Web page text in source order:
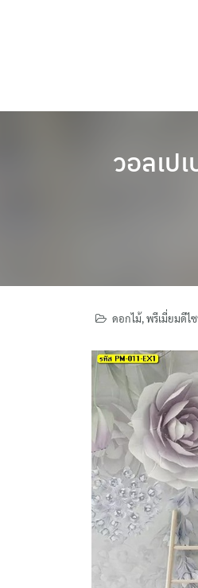
วอลเป
ดอกไม้,พรีเมี่ยมดีไ